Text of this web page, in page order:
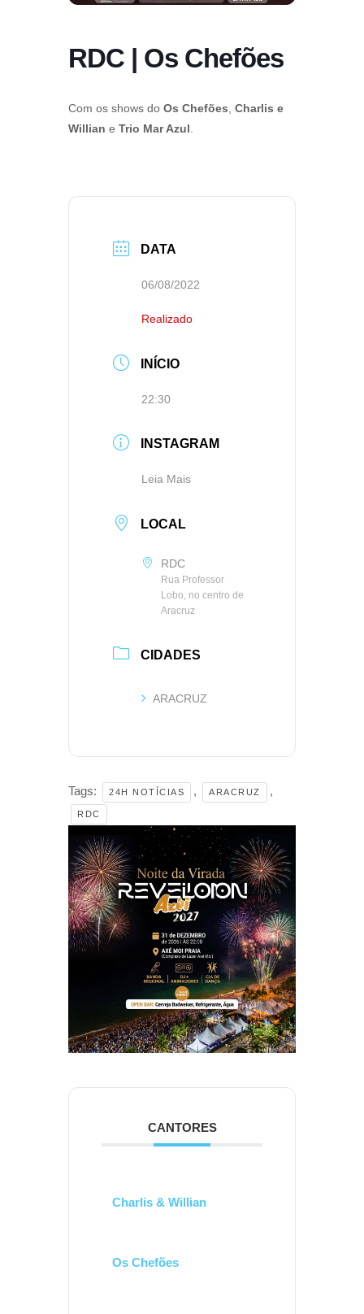
RDC | Os Chefões
Com os shows do Os Chefões Charlis e
Willian e Trio Mar Azul
DATA
06/08/2022
Realizado
INÍCIO
22:30
INSTAGRAM
Leia Mais
LOCAL
RDC
Rua Professor
Lobo, no centro de
Aracruz
CIDADES
ARACRUZ
Tags: 24H NOTÍCIAS , ARACRUZ ,
RDC
CANTORES
Charlis & Willian
Os Chefões